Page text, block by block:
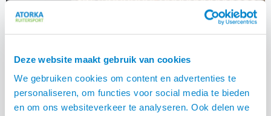
Deze website maakt gebruik van cookies
We gebruiken cookies om content en advertenties te
personaliseren, om functies voor social media te bieden
en om ons websiteverkeer te analyseren. Ook delen we